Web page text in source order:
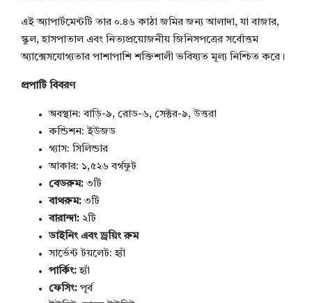
এই অ্যাপার্টমেন্টটি তার ০.৪৬ কাঠা জমির জন্য আলাদা, যা বাজার,
স্কুল, হাসপাতাল এবং নিত্যপ্রয়োজনীয় জিনিসপত্রের সর্বোত্তম
অ্যাক্সেসযোগ্যতার পাশাপাশি শক্তিশালী ভবিষ্যত মূল্য নিশ্চিত করে।
প্রপাটি বিবরণ
অবস্থান: বাড়ি-৯, রোড-৬, সেক্টর-৯, উত্তরা
কন্ডিশন: ইউজড
গ্যাস: সিলিন্ডার
আকার: ১,৫২৬ বর্গফুট
বেডরুম: ৩টি
বাথরুম: ৩টি
বারান্দা: ২টি
ডাইনিং এবং ড্রয়িং রুম
সার্ভেন্ট টয়লেট: হ্যাঁ
পার্কিং: হ্যাঁ
ফেসিং: পূর্ব